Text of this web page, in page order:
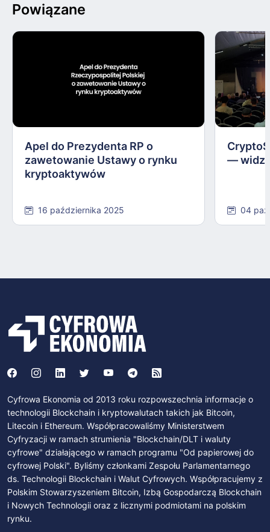
Powiązane
Apel do Prezydenta RP o
zawetowanie Ustawy o rynku
kryptoaktywów
16 października 2025
—
04
Cyfrowa Ekonomia od 2013 roku rozpowszechnia informacje o
technologii Blockchain i kryptowalutach takich jak Bitcoin,
Litecoin i Ethereum. Współpracowaliśmy Ministerstwem
Cyfryzacji w ramach strumienia "Blockchain/DLT i waluty
cyfrowe" działającego w ramach programu "Od papierowej do
cyfrowej Polski". Byliśmy członkami Zespołu Parlamentarnego
ds. Technologii Blockchain i Walut Cyfrowych. Współpracujemy z
Polskim Stowarzyszeniem Bitcoin, Izbą Gospodarczą Blockchain
i Nowych Technologii oraz z licznymi podmiotami na polskim
rynku.